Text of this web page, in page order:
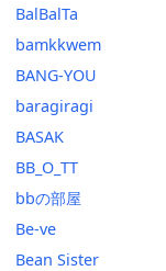
BalBalTa
bamkkwem
BANG-YOU
baragiragi
BASAK
BB_O_TT
bbの部屋
Be-ve
Bean Sister